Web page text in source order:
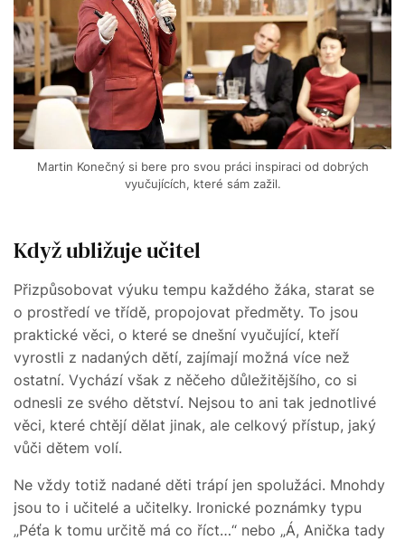
Martin Konečný si bere pro svou práci inspiraci od dobrých
vyučujících, které sám zažil.
Když ubližuje učitel
Přizpůsobovat výuku tempu každého žáka, starat se
o prostředí ve třídě, propojovat předměty. To jsou
praktické věci, o které se dnešní vyučující, kteří
vyrostli z nadaných dětí, zajímají možná více než
ostatní. Vychází však z něčeho důležitějšího, co si
odnesli ze svého dětství. Nejsou to ani tak jednotlivé
věci, které chtějí dělat jinak, ale celkový přístup, jaký
vůči dětem volí.
Ne vždy totiž nadané děti trápí jen spolužáci. Mnohdy
jsou to i učitelé a učitelky. Ironické poznámky typu
„Péťa k tomu určitě má co říct…“ nebo „Á, Anička tady